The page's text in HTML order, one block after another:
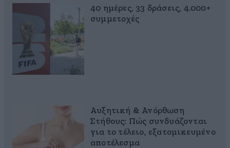
40 ημέρες, 33 δράσεις, 4.000+
συμμετοχές
Αυξητική & Ανόρθωση
Στήθους: Πώς συνδυάζονται
για το τέλειο, εξατομικευμένο
αποτέλεσμα